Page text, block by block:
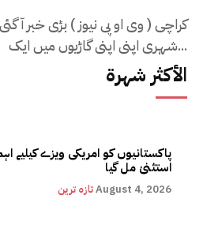
کراچی ( وی او پی نیوز ) بڑی خبر آ گئی
شہری اپنی اپنی گاڑیوں میں ایک...
الأكثر شهرة
پاکستانیوں کو امریکی ویزے کیلیے
استثنیٰ مل گیا
تازہ ترینAugust 4, 2026